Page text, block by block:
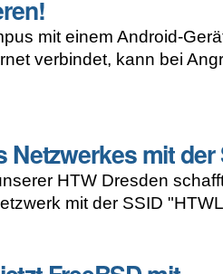
mit einem Android-
verbindet, kann bei
mit der
HTW Dresden
mit der SSID